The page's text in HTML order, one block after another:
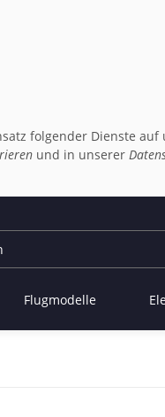
folgender Dienste
und in unserer
Flugmodelle